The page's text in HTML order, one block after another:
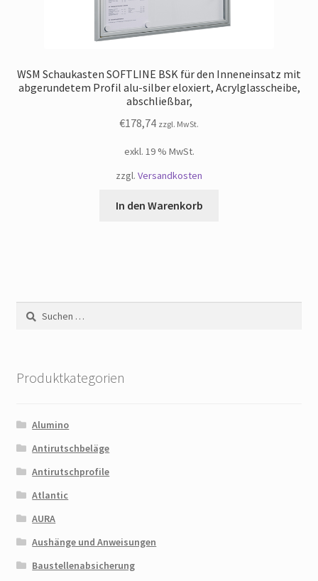
WSM Schaukasten SOFTLINE BSK für den Inneneinsatz mit
abgerundetem Profil alu-silber eloxiert, Acrylglasscheibe,
abschließbar,
€178,74 zzgl. MwSt.
exkl. 19 % MwSt.
zzgl. Versandkosten
In den Warenkorb
Suchen
nach:
Produktkategorien
Alumino
Antirutschbeläge
Antirutschprofile
Atlantic
AURA
Aushänge und Anweisungen
Baustellenabsicherung